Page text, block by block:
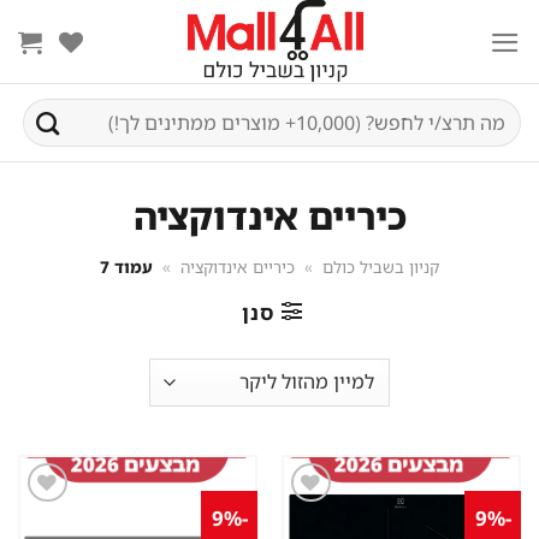
content
חיפוש
עבור:
כיריים אינדוקציה
קניון בשביל כולם » כיריים אינדוקציה » עמוד 7
סנן
-9%
-9%